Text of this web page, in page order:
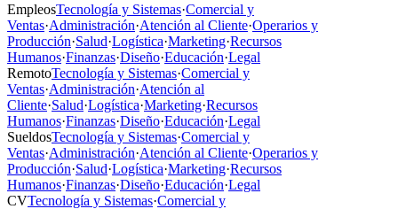
EmpleosTecnología y Sistemas·Comercial y
Ventas·Administración·Atención al Cliente·Operarios y
Producción·Salud·Logística·Marketing·Recursos
Humanos·Finanzas·Diseño·Educación·Legal
RemotoTecnología y Sistemas·Comercial y
Ventas·Administración·Atención al
Cliente·Salud·Logística·Marketing·Recursos
Humanos·Finanzas·Diseño·Educación·Legal
SueldosTecnología y Sistemas·Comercial y
Ventas·Administración·Atención al Cliente·Operarios y
Producción·Salud·Logística·Marketing·Recursos
Humanos·Finanzas·Diseño·Educación·Legal
CVTecnología y Sistemas·Comercial y